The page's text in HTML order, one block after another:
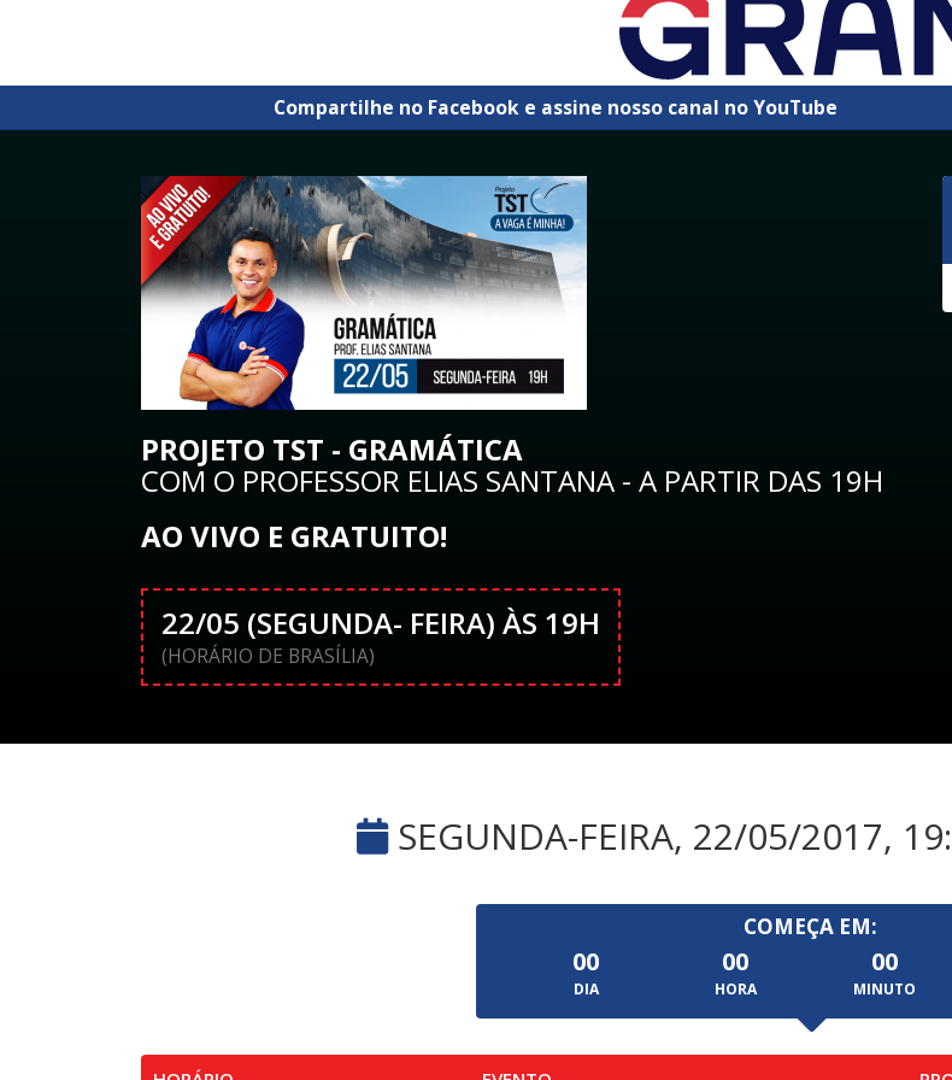
Compartilhe no Facebook e assine nosso canal no YouTube
PROJETO TST - GRAMÁTICA
COM O PROFESSOR ELIAS SANTANA - A PARTIR DAS 19H
AO VIVO E GRATUITO!
22/05 (SEGUNDA- FEIRA) ÀS 19H
(HORÁRIO DE BRASÍLIA)
SEGUNDA-FEIRA, 22/05/2017,
COMEÇA EM:
00
DIA
00
HORA
00
MINUTO